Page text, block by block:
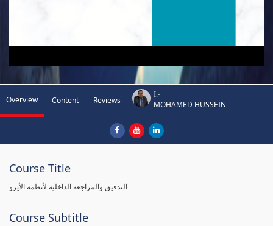
Overview Content Reviews
I.-
MOHAMED HUSSEIN
Course Title
التدقيق والمراجعة الداخلية لأنظمة الأيزو
Course Subtitle